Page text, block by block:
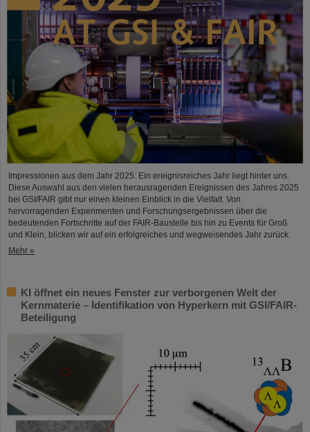
Impressionen aus dem Jahr 2025: Ein ereignisreiches Jahr liegt hinter uns.
Diese Auswahl aus den vielen herausragenden Ereignissen des Jahres 2025
bei GSI/FAIR gibt nur einen kleinen Einblick in die Vielfalt. Von
hervorragenden Experimenten und Forschungsergebnissen über die
bedeutenden Fortschritte auf der FAIR-Baustelle bis hin zu Events für Groß
und Klein, blicken wir auf ein erfolgreiches und wegweisendes Jahr zurück.
Mehr »
KI öffnet ein neues Fenster zur verborgenen Welt der
Kernmaterie – Identifikation von Hyperkern mit GSI/FAIR-
Beteiligung